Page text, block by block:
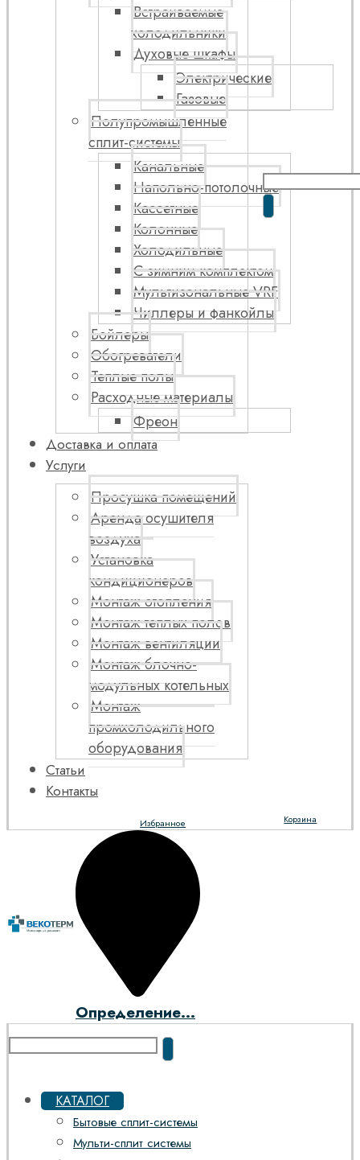
Встраиваемые
холодильники
Духовые шкафы
Электрические
Газовые
Полупромышленные
сплит-системы
Канальные
Напольно-потолочные
Кассетные
Колонные
Холодильные
С зимним комплектом
Мультизональные VRF
Чиллеры и фанкойлы
Бойлеры
Обогреватели
Теплые полы
Расходные материалы
Фреон
Доставка и оплата
Услуги
Просушка помещений
Аренда осушителя
воздуха
Установка
кондиционеров
Монтаж отопления
Монтаж теплых полов
Монтаж вентиляции
Монтаж блочно-
модульных котельных
Монтаж
промхолодильного
оборудования
Статьи
Контакты
Корзина
Избранное
Определение...
КАТАЛОГ
Бытовые сплит-системы
Мульти-сплит системы